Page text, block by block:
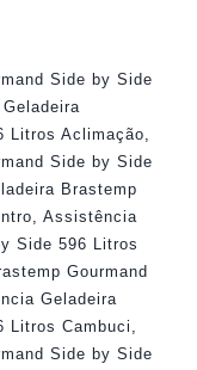
Side by Side
Litros Aclimação
Side by Side
Brastemp
Assistência
Side 596 Litros
Gourmand
Geladeira
Litros Cambuci
Side by Side